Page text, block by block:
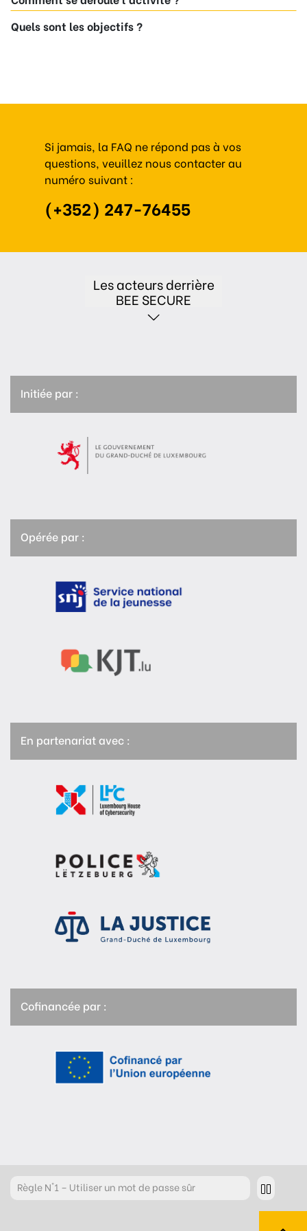
Quels sont les objectifs ?
Si jamais, la FAQ ne répond pas à vos
questions, veuillez nous contacter au
numéro suivant :
(+352) 247-76455
Les acteurs derrière
BEE SECURE
Initiée par :
Opérée par :
En partenariat avec :
Cofinancée par :
RègleN°2 – Réfléchir avant de cliquer !